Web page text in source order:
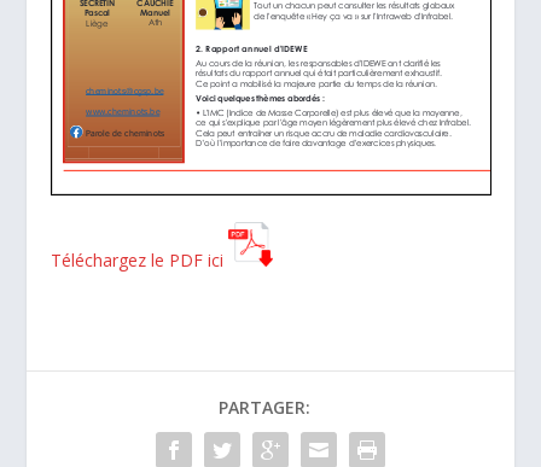
Téléchargez le PDF ici
PARTAGER: